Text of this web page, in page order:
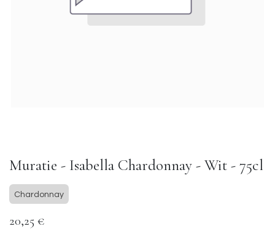
Muratie - Isabella Chardonnay - Wit - 75cl
Chardonnay
20,25 €